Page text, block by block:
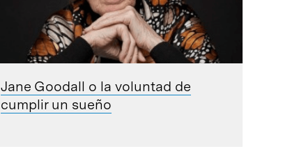
Jane Goodall o la voluntad de
cumplir un sueño